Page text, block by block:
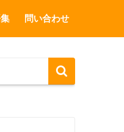
問い合わせ